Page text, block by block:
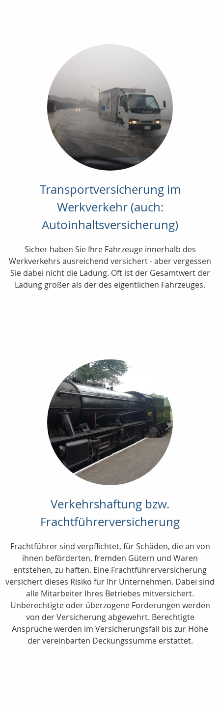
Transportversicherung im
Werkverkehr (auch:
Autoinhaltsversicherung)
Sicher haben Sie Ihre Fahrzeuge innerhalb des
Werkverkehrs ausreichend versichert - aber vergessen
Sie dabei nicht die Ladung. Oft ist der Gesamtwert der
Ladung größer als der des eigentlichen Fahrzeuges.
Verkehrshaftung bzw.
Frachtführerversicherung
Frachtführer sind verpflichtet, für Schäden, die an von
ihnen beförderten, fremden Gütern und Waren
entstehen, zu haften. Eine Frachtführerversicherung
versichert dieses Risiko für Ihr Unternehmen. Dabei sind
alle Mitarbeiter Ihres Betriebes mitversichert.
Unberechtigte oder überzogene Forderungen werden
von der Versicherung abgewehrt. Berechtigte
Ansprüche werden im Versicherungsfall bis zur Höhe
der vereinbarten Deckungssumme erstattet.